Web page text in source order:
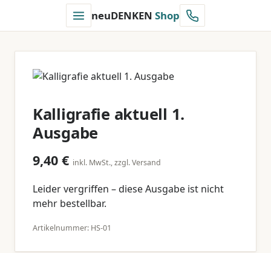
neuDENKEN Shop
Kalligrafie aktuell 1.
Ausgabe
9,40 € inkl. MwSt., zzgl. Versand
Leider vergriffen – diese Ausgabe ist nicht
mehr bestellbar.
Artikelnummer: HS-01